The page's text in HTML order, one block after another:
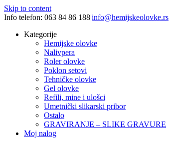
Skip to content
Info telefon: 063 84 86 188|info@hemijskeolovke.rs
Kategorije
Hemijske olovke
Nalivpera
Roler olovke
Poklon setovi
Tehničke olovke
Gel olovke
Refili, mine i ulošci
Umetnički slikarski pribor
Ostalo
GRAVIRANJE – SLIKE GRAVURE
Moj nalog